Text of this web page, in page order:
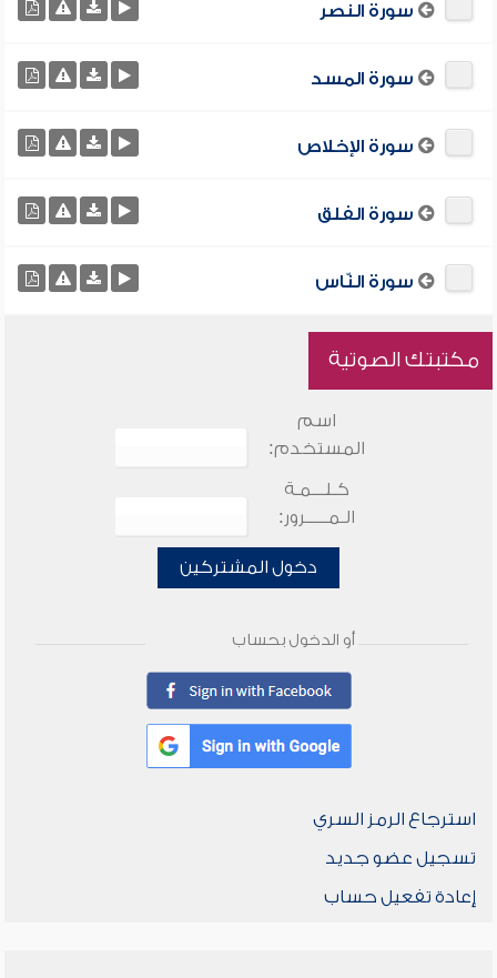
سورة النصر
سورة المسد
سورة الإخلاص
سورة الفلق
سورة النّاس
مكتبتك الصوتية
اسم
المستخدم:
كـلـــمـة
الـمـــــرور:
دخول المشتركين
أو الدخول بحساب
استرجاع الرمز السري
تسجيل عضو جديد
إعادة تفعيل حساب